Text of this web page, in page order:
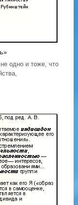
одно и тоже, что